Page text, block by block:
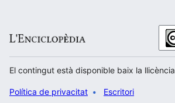
El contingut està disponible baix la llicència
Política de privacitat Escritori